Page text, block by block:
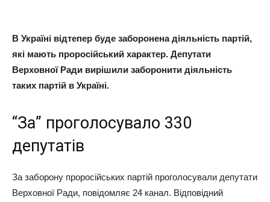
В Україні відтепер буде заборонена діяльність партій,
які мають проросійський характер. Депутати
Верховної Ради вирішили заборонити діяльність
таких партій в Україні.
“За” проголосувало 330
депутатів
За заборону проросійських партій проголосували депутати
Верховної Ради, повідомляє 24 канал. Відповідний